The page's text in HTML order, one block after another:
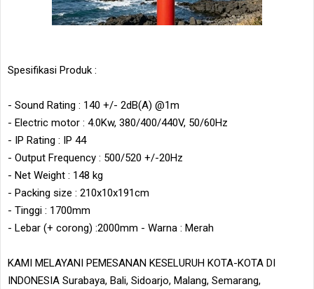
Spesifikasi Produk :
- Sound Rating : 140 +/- 2dB(A) @1m
- Electric motor : 4.0Kw, 380/400/440V, 50/60Hz
- IP Rating : IP 44
- Output Frequency : 500/520 +/-20Hz
- Net Weight : 148 kg
- Packing size : 210x10x191cm
- Tinggi : 1700mm
- Lebar (+ corong) :2000mm - Warna : Merah
KAMI MELAYANI PEMESANAN KESELURUH KOTA-KOTA DI
INDONESIA Surabaya, Bali, Sidoarjo, Malang, Semarang,